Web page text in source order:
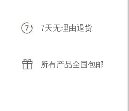
7天无理由退货
所有产品全国包邮